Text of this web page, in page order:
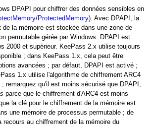
DPAPI pour chiffrer des données sensibles en
/ProtectedMemory). Avec DPAPI, la
de la mémoire est stockée dans une zone de
permutable gérée par Windows. DPAPI est
2000 et supérieur. KeePass 2.x utilise toujours
; dans KeePass 1.x, cela peut être
avancées ; par défaut, DPAPI est activé ;
1.x utilise l'algorithme de chiffrement ARC4
remarquez qu'il est moins sécurisé que DPAPI,
parce que le chiffrement d'ARC4 est moins
la clé pour le chiffrement de la mémoire est
une mémoire de processus permutable ; de
au chiffrement de la mémoire du